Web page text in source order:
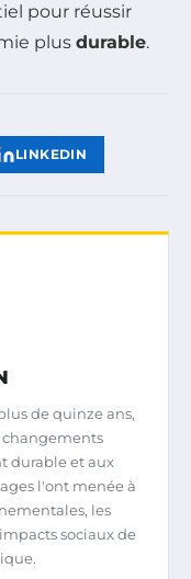
pour réussir
plus durable.
LINKEDIN
de quinze ans,
changements
durable et aux
l'ont menée à
les
sociaux de